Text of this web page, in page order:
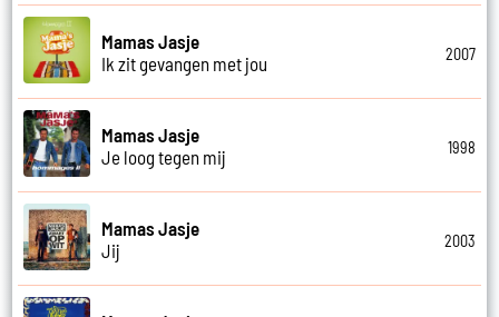
Mamas Jasje
Ik zit gevangen met jou
2007
Mamas Jasje
Je loog tegen mij
1998
Mamas Jasje
Jij
2003